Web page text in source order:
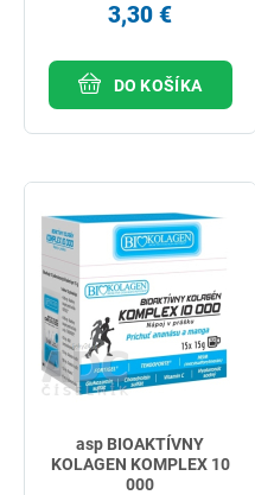
3,30 €
DO KOŠÍKA
asp BIOAKTÍVNY
KOLAGEN KOMPLEX 10
000